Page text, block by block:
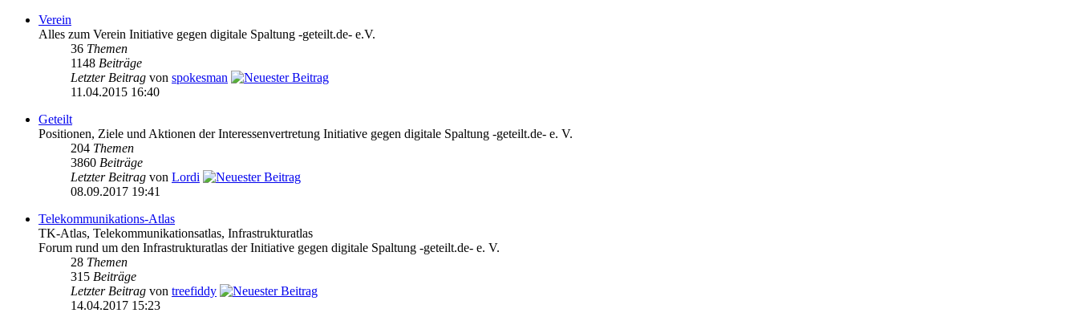
Verein
Alles zum Verein Initiative gegen digitale Spaltung -geteilt.de- e.V.
36 Themen
1148 Beiträge
Letzter Beitrag von spokesman
11.04.2015 16:40
Geteilt
Positionen, Ziele und Aktionen der Interessenvertretung Initiative gegen digitale Spaltung -geteilt.de- e. V.
204 Themen
3860 Beiträge
Letzter Beitrag von Lordi
08.09.2017 19:41
Telekommunikations-Atlas
TK-Atlas, Telekommunikationsatlas, Infrastrukturatlas
Forum rund um den Infrastrukturatlas der Initiative gegen digitale Spaltung -geteilt.de- e. V.
28 Themen
315 Beiträge
Letzter Beitrag von treefiddy
14.04.2017 15:23